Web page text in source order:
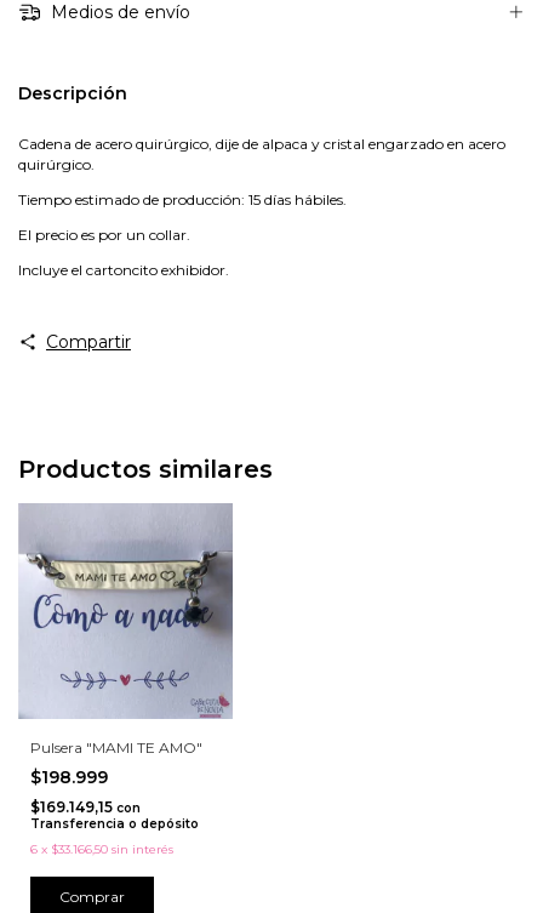
Medios de envío
Descripción
Cadena de acero quirúrgico, dije de alpaca y cristal engarzado en acero
quirúrgico.
Tiempo estimado de producción: 15 días hábiles.
El precio es por un collar.
Incluye el cartoncito exhibidor.
Compartir
Productos similares
Pulsera "MAMI TE AMO"
$198.999
$169.149,15 con
Transferencia o depósito
6 x $33.166,50 sin interés
Comprar